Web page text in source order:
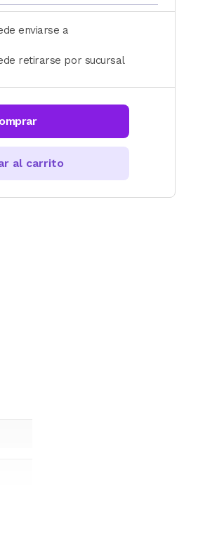
enviarse a
números)
CALCULAR
retirarse por sucursal
al carrito